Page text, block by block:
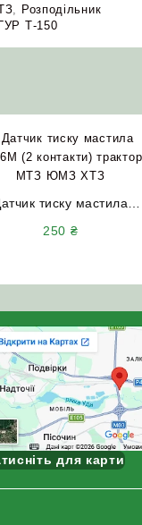
Розподільник
Т‑150
тиску мастила
МТЗ ЮМЗ ХТЗ
250 ₴
для карти